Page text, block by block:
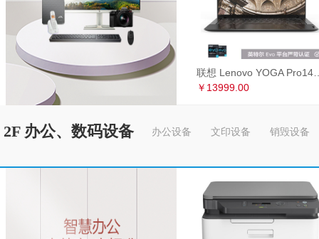
￥13999.00
2F 办公、数码设备 办公设备 文印设备 销毁设备